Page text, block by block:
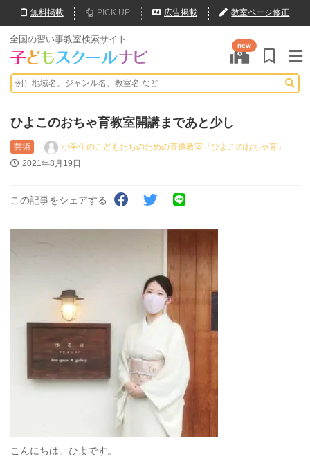
無料掲載 PICK UP 広告掲載 教室ページ修正
全国の習い事教室検索サイト
new
ひよこのおちゃ育教室開講まであと少し
芸術
小学生のこどもたちのための茶道教室『ひよこのおちゃ育』
2021年8月19日
この記事をシェアする
こんにちは。ひよです。